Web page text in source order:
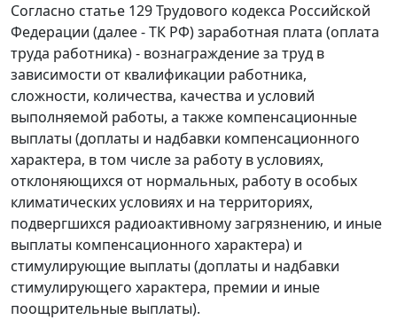
Согласно статье 129 Трудового кодекса Российской
Федерации (далее - ТК РФ) заработная плата (оплата
труда работника) - вознаграждение за труд в
зависимости от квалификации работника,
сложности, количества, качества и условий
выполняемой работы, а также компенсационные
выплаты (доплаты и надбавки компенсационного
характера, в том числе за работу в условиях,
отклоняющихся от нормальных, работу в особых
климатических условиях и на территориях,
подвергшихся радиоактивному загрязнению, и иные
выплаты компенсационного характера) и
стимулирующие выплаты (доплаты и надбавки
стимулирующего характера, премии и иные
поощрительные выплаты).